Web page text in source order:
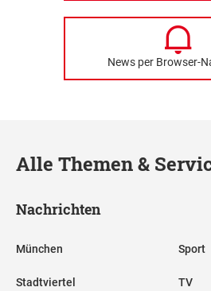
News per Browser-
Alle Themen &
Nachrichten
München
Stadtviertel
Sport
TV